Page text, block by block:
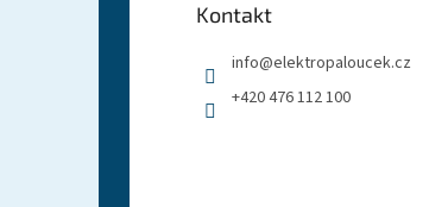
Kontakt
info@elektropaloucek.cz
+420 476 112 100